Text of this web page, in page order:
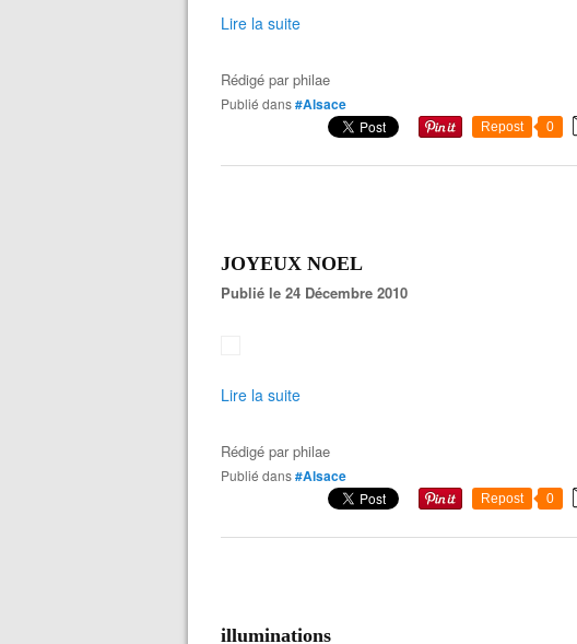
Lire la suite
Rédigé parphilae
Publié dans#Alsace
Repost 0
JOYEUX NOEL
Publié le 24 Décembre 2010
Lire la suite
Rédigé parphilae
Publié dans#Alsace
Repost 0
illuminations